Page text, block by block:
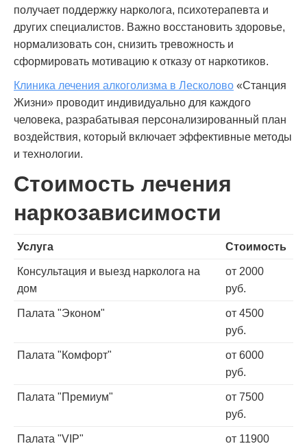
получает поддержку нарколога, психотерапевта и
других специалистов. Важно восстановить здоровье,
нормализовать сон, снизить тревожность и
сформировать мотивацию к отказу от наркотиков.
Клиника лечения алкоголизма в Лесколово «Станция
Жизни» проводит индивидуально для каждого
человека, разрабатывая персонализированный план
воздействия, который включает эффективные методы
и технологии.
Стоимость лечения
наркозависимости
Услуга Стоимость
Консультация и выезд нарколога на
дом
от 2000
руб.
Палата "Эконом"
от 4500
руб.
Палата "Комфорт"
от 6000
руб.
Палата "Премиум"
от 7500
руб.
Палата "VIP"
от 11900